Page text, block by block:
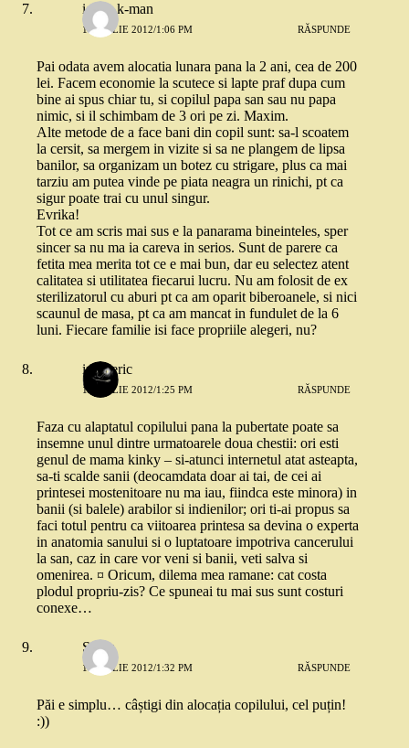
ioana k-man
1 APRILIE 2012/1:06 PM RĂSPUNDE
Pai odata avem alocatia lunara pana la 2 ani, cea de 200
lei. Facem economie la scutece si lapte praf dupa cum
bine ai spus chiar tu, si copilul papa san sau nu papa
nimic, si il schimbam de 3 ori pe zi. Maxim.
Alte metode de a face bani din copil sunt: sa-l scoatem
la cersit, sa mergem in vizite si sa ne plangem de lipsa
banilor, sa organizam un botez cu strigare, plus ca mai
tarziu am putea vinde pe piata neagra un rinichi, pt ca
sigur poate trai cu unul singur.
Evrika!
Tot ce am scris mai sus e la panarama bineinteles, sper
sincer sa nu ma ia careva in serios. Sunt de parere ca
fetita mea merita tot ce e mai bun, dar eu selectez atent
calitatea si utilitatea fiecarui lucru. Nu am folosit de ex
sterilizatorul cu aburi pt ca am oparit biberoanele, si nici
scaunul de masa, pt ca am mancat in fundulet de la 6
luni. Fiecare familie isi face propriile alegeri, nu?
intuneric
1 APRILIE 2012/1:25 PM RĂSPUNDE
Faza cu alaptatul copilului pana la pubertate poate sa
insemne unul dintre urmatoarele doua chestii: ori esti
genul de mama kinky – si-atunci internetul atat asteapta,
sa-ti scalde sanii (deocamdata doar ai tai, de cei ai
printesei mostenitoare nu ma iau, fiindca este minora) in
banii (si balele) arabilor si indienilor; ori ti-ai propus sa
faci totul pentru ca viitoarea printesa sa devina o experta
in anatomia sanului si o luptatoare impotriva cancerului
la san, caz in care vor veni si banii, veti salva si
omenirea. ¤ Oricum, dilema mea ramane: cat costa
plodul propriu-zis? Ce spuneai tu mai sus sunt costuri
conexe…
Sonia
1 APRILIE 2012/1:32 PM RĂSPUNDE
Păi e simplu… câștigi din alocația copilului, cel puțin!
:))